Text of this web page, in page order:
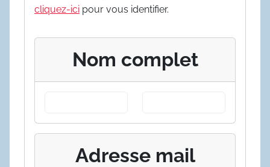
cliquez-ici pour vous identifier.
Nom complet
Adresse mail